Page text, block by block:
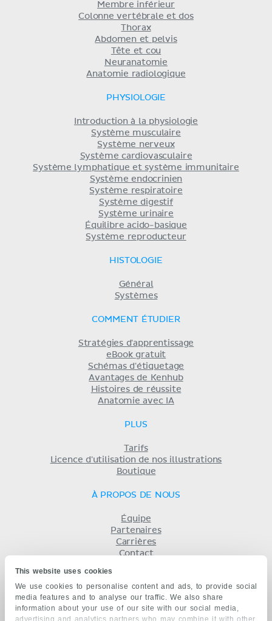
This website uses cookies
We use cookies to personalise content and ads, to provide social
media features and to analyse our traffic. We also share
information about your use of our site with our social media,
advertising and analytics partners who may combine it with other
Membre inférieur
Colonne vertébrale et dos
Thorax
Abdomen et pelvis
Tête et cou
Neuranatomie
Anatomie radiologique
PHYSIOLOGIE
Introduction à la physiologie
Système musculaire
Système nerveux
Système cardiovasculaire
Système lymphatique et système immunitaire
Système endocrinien
Système respiratoire
Système digestif
Système urinaire
Équilibre acido-basique
Système reproducteur
HISTOLOGIE
Général
Systèmes
COMMENT ÉTUDIER
Stratégies d'apprentissage
eBook gratuit
Schémas d'étiquetage
Avantages de Kenhub
Histoires de réussite
Anatomie avec IA
PLUS
Tarifs
Licence d'utilisation de nos illustrations
Boutique
À PROPOS DE NOUS
Équipe
Partenaires
Carrières
Contact
Politique de confidentialité
KENHUB EN...